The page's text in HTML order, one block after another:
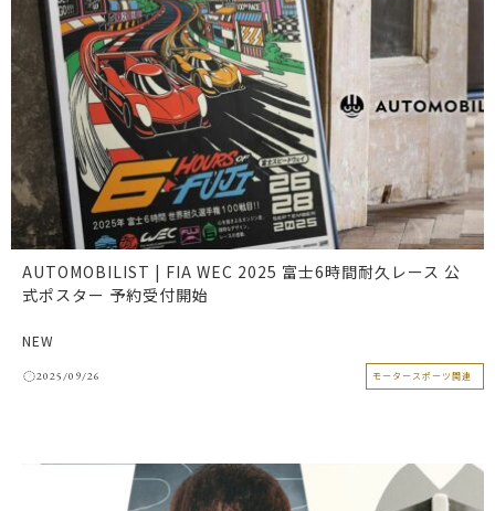
AUTOMOBILIST | FIA WEC 2025 富士6時間耐久レース 公
式ポスター 予約受付開始
NEW
2025/09/26 モータースポーツ関連